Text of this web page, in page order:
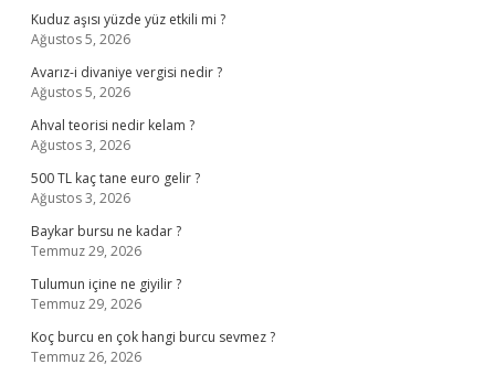
Kuduz aşısı yüzde yüz etkili mi ?
Ağustos 5, 2026
Avarız-i divaniye vergisi nedir ?
Ağustos 5, 2026
Ahval teorisi nedir kelam ?
Ağustos 3, 2026
500 TL kaç tane euro gelir ?
Ağustos 3, 2026
Baykar bursu ne kadar ?
Temmuz 29, 2026
Tulumun içine ne giyilir ?
Temmuz 29, 2026
Koç burcu en çok hangi burcu sevmez ?
Temmuz 26, 2026